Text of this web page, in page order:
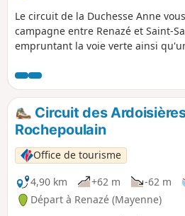
Le circuit de la Duchesse Anne
campagne entre Renazé et Saint-
empruntant la voie verte ainsi
Circuit des
Rochepoulain
Office de tourisme
4,90 km
+62 m -62 m
Départ à Renazé (Mayenne)